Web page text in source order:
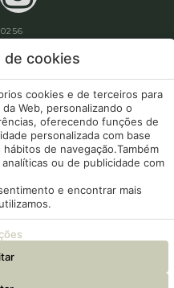
de Cookies
Cookies
de cookies
cookies e de terceiros para
Web, personalizando o
oferecendo funções de
personalizada com base
de navegação.Também
ou de publicidade com
e encontrar mais